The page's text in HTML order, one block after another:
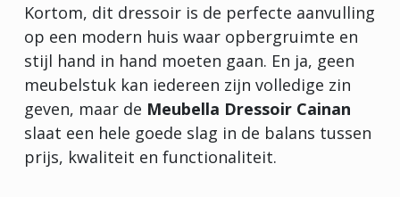
Kortom, dit dressoir is de perfecte aanvulling
op een modern huis waar opbergruimte en
stijl hand in hand moeten gaan. En ja, geen
meubelstuk kan iedereen zijn volledige zin
geven, maar de Meubella Dressoir Cainan
slaat een hele goede slag in de balans tussen
prijs, kwaliteit en functionaliteit.